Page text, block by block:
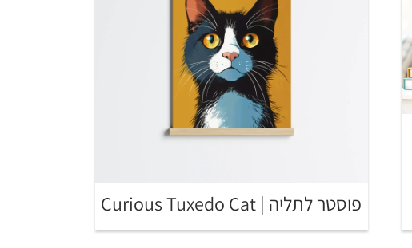
פוסטר לתליה | Curious Tuxedo Cat